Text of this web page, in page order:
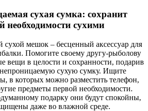
сухая сумка: сохранит
необходимости сухими
мешок – бесценный аксессуар для
Помогите своему другу-рыболову
вещи в целости и сохранности, подарив
сухую сумку. Ищите
в которых можно разместить телефон,
предметы первой необходимости.
подарку они будут спокойны,
даже во влажной среде.